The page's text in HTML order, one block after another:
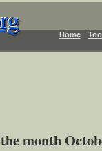
Home
month